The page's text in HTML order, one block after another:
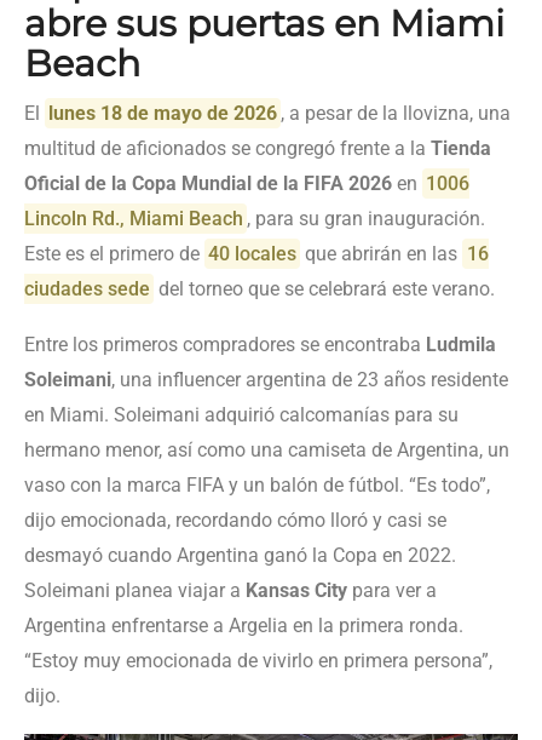
abre sus puertas en Miami
Beach
El lunes 18 de mayo de 2026 , a pesar de la llovizna, una
multitud de aficionados se congregó frente a la Tienda
Oficial de la Copa Mundial de la FIFA 2026 en 1006
Lincoln Rd., Miami Beach , para su gran inauguración.
Este es el primero de 40 locales que abrirán en las 16
ciudades sede del torneo que se celebrará este verano.
Entre los primeros compradores se encontraba Ludmila
Soleimani, una influencer argentina de 23 años residente
en Miami. Soleimani adquirió calcomanías para su
hermano menor, así como una camiseta de Argentina, un
vaso con la marca FIFA y un balón de fútbol. “Es todo”,
dijo emocionada, recordando cómo lloró y casi se
desmayó cuando Argentina ganó la Copa en 2022.
Soleimani planea viajar a Kansas City para ver a
Argentina enfrentarse a Argelia en la primera ronda.
“Estoy muy emocionada de vivirlo en primera persona”,
dijo.